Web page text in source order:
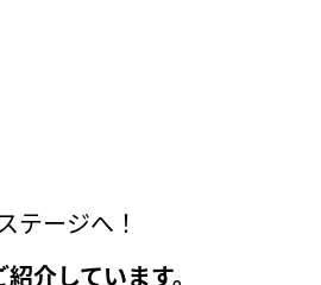
テージへ！
介しています。